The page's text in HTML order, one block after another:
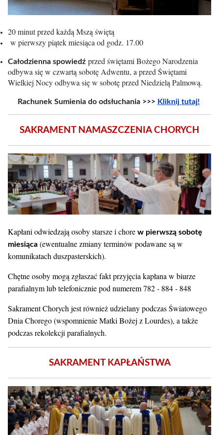
20 minut przed każdą Mszą świętą
w pierwszy piątek miesiąca od godz. 17.00
Całodzienna spowiedź przed świętami Bożego Narodzenia
odbywa się w czwartą sobotę Adwentu, a przed Świętami
Wielkiej Nocy odbywa się w sobotę przed Niedzielą Palmową.
Rachunek Sumienia do odsłuchania >>> Kliknij tutaj!
SAKRAMENT NAMASZCZENIA CHORYCH
Kapłani odwiedzają osoby starsze i chore w pierwszą sobotę
miesiąca (ewentualne zmiany terminów podawane są w
komunikatach duszpasterskich).
Chętne osoby mogą zgłaszać fakt przyjęcia kapłana w biurze
parafialnym lub telefonicznie pod numerem 782 - 884 - 848
Sakrament Chorych jest również udzielany podczas Światowego
Dnia Chorego (wspomnienie Matki Bożej z Lourdes), a także
podczas rekolekcji parafialnych.
SAKRAMENT KAPŁAŃSTWA